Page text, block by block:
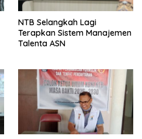
NTB Selangkah Lagi
Terapkan Sistem Manajemen
Talenta ASN